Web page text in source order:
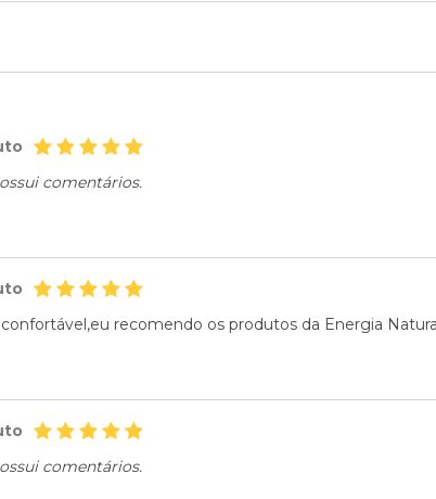
comentários.
recomendo os produtos da Energia
comentários.